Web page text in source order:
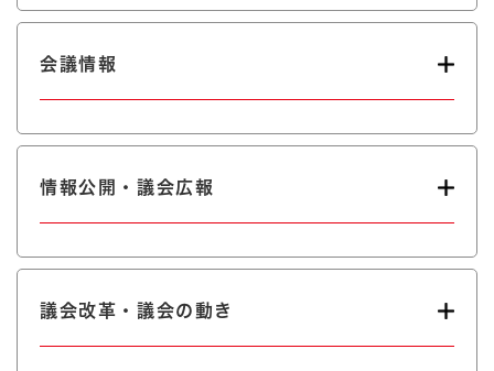
会議情報
情報公開・議会広報
議会改革・議会の動き